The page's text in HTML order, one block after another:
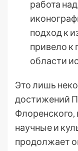
работа
подход к
привело к
области
Это лишь
достижений
Флоренского,
научные и
продолжает